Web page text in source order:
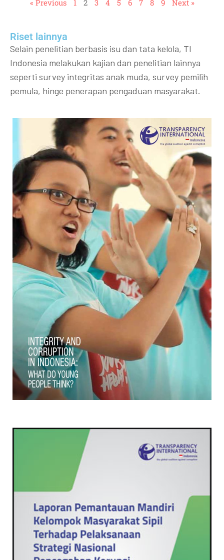
« Previous 1 2 3 4 5 6 7 8 9 Next »
Riset lainnya​​
Selain penelitian berbasis isu dan tata kelola, TI
Indonesia melakukan kajian dan penelitian lainnya
seperti survey integritas anak muda, survey pemilih
pemula, hinge penerapan pengaduan masyarakat.